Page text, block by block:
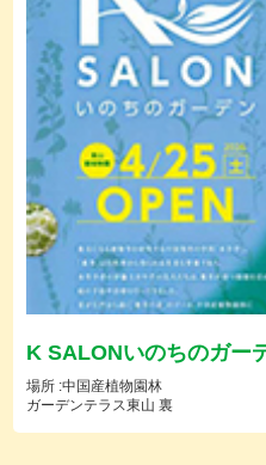
K SALONいのちのガー
場所 :中国産植物園林
ガーデンテラス東山 裏